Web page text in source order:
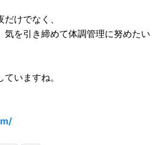
だけでなく、
気を引き締めて体調管理に努めたい
ていますね。